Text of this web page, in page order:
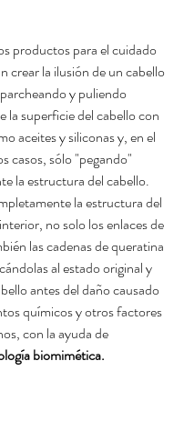
productos para el cuidado
crear la ilusión de un cabello
y puliendo
la superficie del cabello con
aceites y siliconas y, en el
casos, sólo "pegando"
la estructura del cabello.
la estructura del
no solo los enlaces de
las cadenas de queratina
al estado original y
antes del daño causado
químicos y otros factores
con la ayuda de
biomimética.